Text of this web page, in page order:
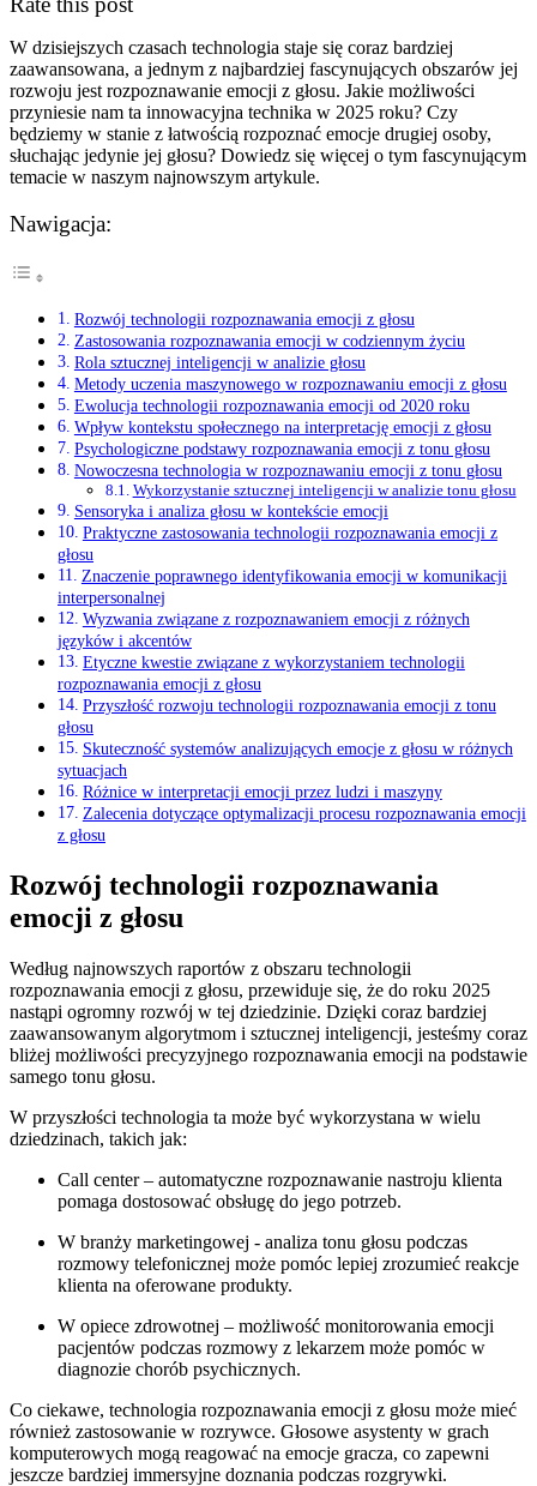
W​ dzisiejszych‍ czasach technologia‍ staje ⁤się coraz bardziej
zaawansowana, a⁤ jednym z najbardziej fascynujących obszarów jej
⁤rozwoju⁢ jest rozpoznawanie emocji z ⁣głosu. Jakie ⁢możliwości
przyniesie nam ta innowacyjna technika w ​2025​ roku?‍ Czy
będziemy w ⁢stanie z łatwością rozpoznać​ emocje drugiej osoby, ​
słuchając jedynie jej głosu? Dowiedz się więcej o tym⁣ fascynującym
temacie w​ naszym najnowszym artykule.
Nawigacja:
Rozwój technologii rozpoznawania‍ emocji z głosu
Zastosowania rozpoznawania emocji w ‍codziennym życiu
Rola sztucznej inteligencji w analizie głosu
Metody uczenia maszynowego w rozpoznawaniu emocji z⁤ głosu
Ewolucja⁣ technologii rozpoznawania⁤ emocji od ⁣2020 roku
Wpływ⁤ kontekstu społecznego na interpretację emocji ⁢z głosu
Psychologiczne podstawy rozpoznawania emocji ​z tonu⁣ głosu
Nowoczesna technologia⁣ w rozpoznawaniu emocji z tonu głosu
Wykorzystanie sztucznej inteligencji w analizie tonu głosu
Sensoryka⁤ i analiza głosu⁢ w kontekście emocji
Praktyczne‍ zastosowania‌ technologii rozpoznawania⁢ emocji z
głosu
Znaczenie⁣ poprawnego identyfikowania emocji w‍ komunikacji
interpersonalnej
Wyzwania związane ‌z rozpoznawaniem emocji z różnych
⁣języków i akcentów
Etyczne kwestie⁣ związane‍ z wykorzystaniem technologii
rozpoznawania emocji‌ z​ głosu
Przyszłość rozwoju‍ technologii⁤ rozpoznawania emocji z tonu
głosu
Skuteczność systemów analizujących ⁤emocje ‌z głosu w różnych
sytuacjach
Różnice⁤ w interpretacji emocji przez ludzi‌ i maszyny
Zalecenia dotyczące​ optymalizacji procesu rozpoznawania emocji
z​ głosu
Rozwój technologii rozpoznawania‍
emocji z głosu
Według ‍najnowszych raportów ⁤z obszaru technologii‌
rozpoznawania emocji​ z głosu, przewiduje się, że do roku 2025
nastąpi‍ ogromny rozwój w ‍tej dziedzinie. Dzięki ​coraz bardziej
zaawansowanym algorytmom i​ sztucznej inteligencji,‍ jesteśmy coraz
bliżej możliwości precyzyjnego ‍rozpoznawania emocji na podstawie
samego⁢ tonu głosu.
W przyszłości technologia ta ⁤może być ⁢wykorzystana w wielu
dziedzinach, takich‌ jak:
Call ⁢center – automatyczne ​rozpoznawanie nastroju klienta
pomaga dostosować obsługę do jego potrzeb.
W branży⁣ marketingowej -‍ analiza tonu ⁢głosu podczas
rozmowy telefonicznej może pomóc⁣ lepiej zrozumieć​ reakcje‌
klienta na oferowane produkty.
W opiece zdrowotnej – ‌możliwość ​monitorowania emocji
pacjentów podczas rozmowy z lekarzem może pomóc ⁤w
diagnozie chorób psychicznych.
Co ciekawe, ‍technologia rozpoznawania⁢ emocji z​ głosu może‍ mieć‍
również zastosowanie ⁤w rozrywce. ⁣Głosowe asystenty w grach
komputerowych mogą reagować na⁤ emocje gracza, co zapewni
jeszcze ⁤bardziej immersyjne doznania podczas rozgrywki.